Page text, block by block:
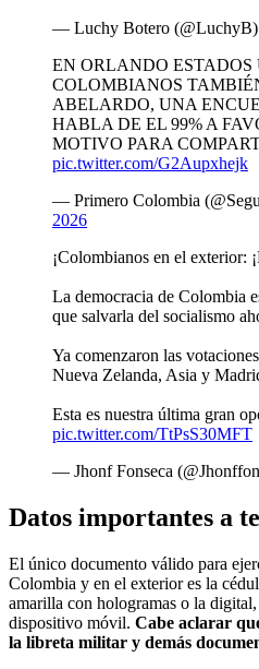
— Luchy Botero (@LuchyB)
EN ORLANDO ESTADOS
COLOMBIANOS
ABELARDO, UNA
HABLA DE EL 99% A
MOTIVO PARA
pic.twitter.com/G2Aupxhejk
— Primero Colombia
2026
¡Colombianos en el exterior:
La democracia de Colombia
que salvarla del socialismo
Ya comenzaron las
Nueva Zelanda, Asia y
Esta es nuestra última gran
pic.twitter.com/TtPsS30MFT
— Jhonf Fonseca
Datos importantes a
El único documento válido para
Colombia y en el exterior es la
amarilla con hologramas o la
dispositivo móvil. Cabe aclarar
la libreta militar y demás